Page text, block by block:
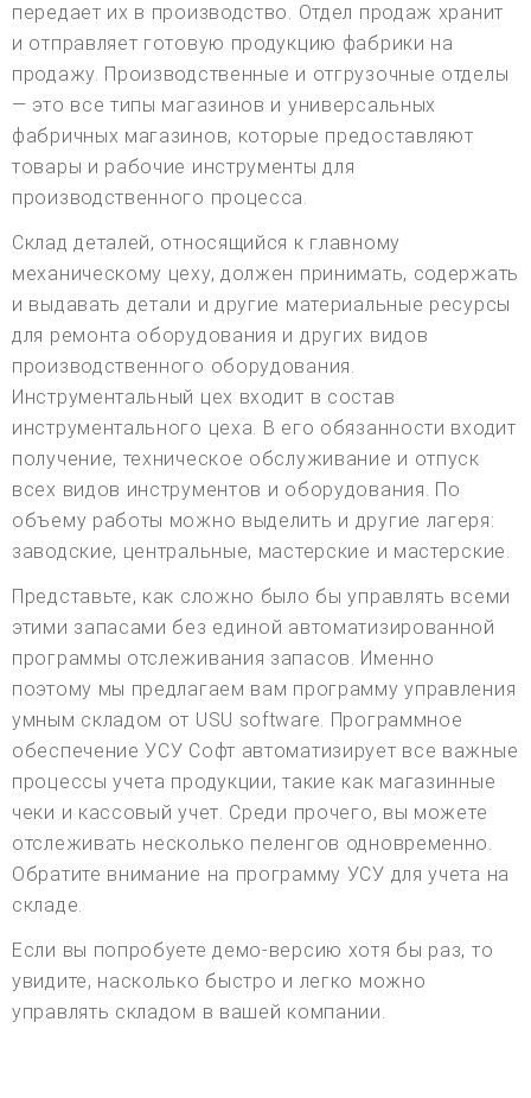
передает их в производство. Отдел продаж хранит
и отправляет готовую продукцию фабрики на
продажу. Производственные и отгрузочные отделы
— это все типы магазинов и универсальных
фабричных магазинов, которые предоставляют
товары и рабочие инструменты для
производственного процесса.
Склад деталей, относящийся к главному
механическому цеху, должен принимать, содержать
и выдавать детали и другие материальные ресурсы
для ремонта оборудования и других видов
производственного оборудования.
Инструментальный цех входит в состав
инструментального цеха. В его обязанности входит
получение, техническое обслуживание и отпуск
всех видов инструментов и оборудования. По
объему работы можно выделить и другие лагеря:
заводские, центральные, мастерские и мастерские.
Представьте, как сложно было бы управлять всеми
этими запасами без единой автоматизированной
программы отслеживания запасов. Именно
поэтому мы предлагаем вам программу управления
умным складом от USU software. Программное
обеспечение УСУ Софт автоматизирует все важные
процессы учета продукции, такие как магазинные
чеки и кассовый учет. Среди прочего, вы можете
отслеживать несколько пеленгов одновременно.
Обратите внимание на программу УСУ для учета на
складе.
Если вы попробуете демо-версию хотя бы раз, то
увидите, насколько быстро и легко можно
управлять складом в вашей компании.